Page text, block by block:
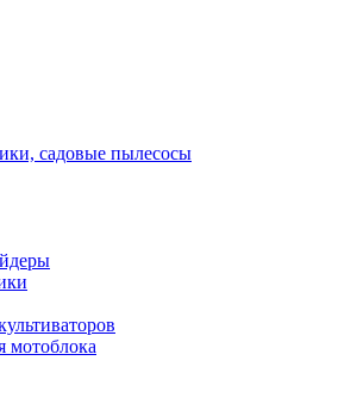
cадовые пылесосы
мотоблока